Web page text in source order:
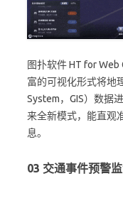
图扑软件 HT for
富的可视化形式将地
System，GIS）数据
来全新模式，能直观
息。
03 交通事件预警